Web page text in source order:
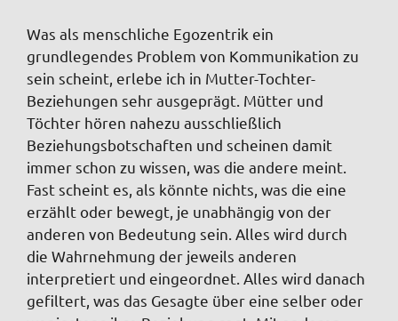
Was als menschliche Egozentrik ein
grundlegendes Problem von Kommunikation zu
sein scheint, erlebe ich in Mutter-Tochter-
Beziehungen sehr ausgeprägt. Mütter und
Töchter hören nahezu ausschließlich
Beziehungsbotschaften und scheinen damit
immer schon zu wissen, was die andere meint.
Fast scheint es, als könnte nichts, was die eine
erzählt oder bewegt, je unabhängig von der
anderen von Bedeutung sein. Alles wird durch
die Wahrnehmung der jeweils anderen
interpretiert und eingeordnet. Alles wird danach
gefiltert, was das Gesagte über eine selber oder